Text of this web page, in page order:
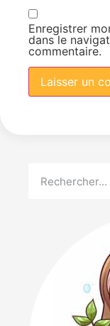
Enregistrer
dans le
commentaire.